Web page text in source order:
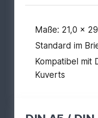
Maße: 21,0 x
Standard im
Kompatibel mit
Kuverts